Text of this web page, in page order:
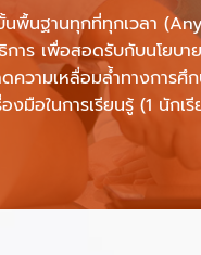
ขั้นพื้นฐานทุกที่ทุกเวลา
าร เพื่อสอดรับกับนโยบา
ความเหลื่อมล้ำทางการศึ
งมือในการเรียนรู้ (1 นักเ